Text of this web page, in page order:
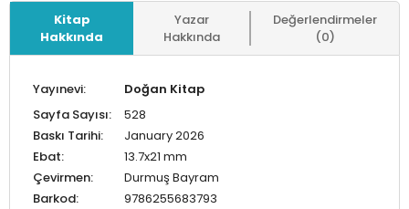
Kitap
Hakkında
Yazar
Hakkında
Değerlendirmeler
(0)
Yayınevi:
Doğan Kitap
Sayfa Sayısı:
528
Baskı Tarihi:
January 2026
Ebat:
13.7x21 mm
Çevirmen:
Durmuş Bayram
Barkod:
9786255683793